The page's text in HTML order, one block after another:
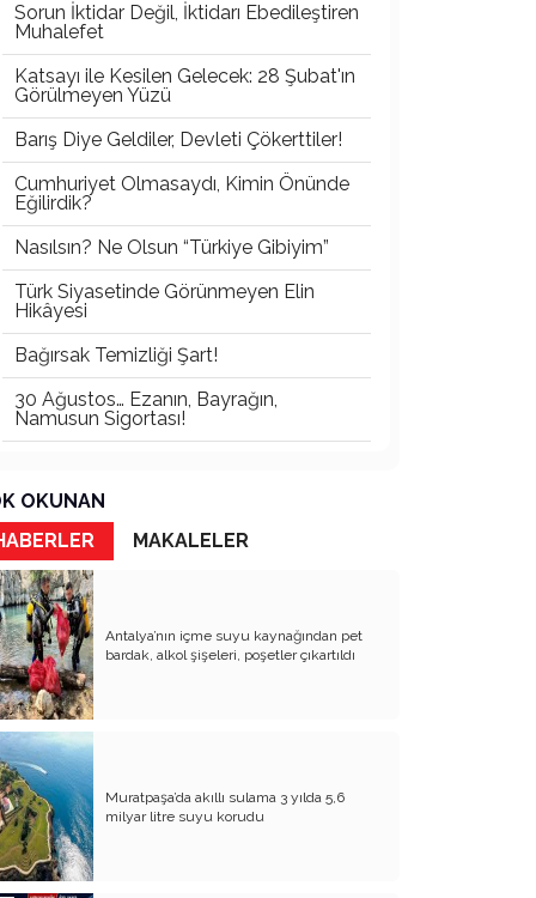
Sorun İktidar Değil, İktidarı Ebedileştiren
Muhalefet
Katsayı ile Kesilen Gelecek: 28 Şubat'ın
Görülmeyen Yüzü
Barış Diye Geldiler, Devleti Çökerttiler!
Cumhuriyet Olmasaydı, Kimin Önünde
Eğilirdik?
Nasılsın? Ne Olsun “Türkiye Gibiyim”
Türk Siyasetinde Görünmeyen Elin
Hikâyesi
Bağırsak Temizliği Şart!
30 Ağustos… Ezanın, Bayrağın,
Namusun Sigortası!
Hiç Bu Kadar Etik(siz)leşmemiştik !
Güven Yıkılırsa, Siyaset Susar
VAR OLSUN GENÇLİK, YANSIN ESKİ
KAFA!
Devlet Yönetimini Kimlik Pazarlığına
Çevirmek: Akıl Tutulmasıdır
Ne Koltukmuş Arkadaş!
Değişmeyen Oyun!
Yenilenmiş Ambalajda Bayat Siyaset
TUTARSIZLIKTAN ÖZGÜRLÜĞE…
OKUNAN
MAKALELER
Antalya’nın içme suyu kaynağından pet
bardak, alkol şişeleri, poşetler çıkartıldı
Muratpaşa’da akıllı sulama 3 yılda 5,6
milyar litre suyu korudu